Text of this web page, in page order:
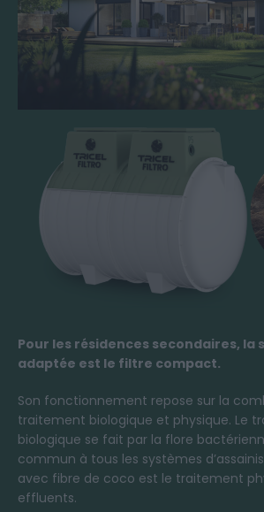
Pour les résidences secondaires, la
adaptée est le filtre compact.
Son fonctionnement repose sur la
traitement biologique et physique. Le
biologique se fait par la flore
commun à tous les systèmes
avec fibre de coco est le traitement
effluents.